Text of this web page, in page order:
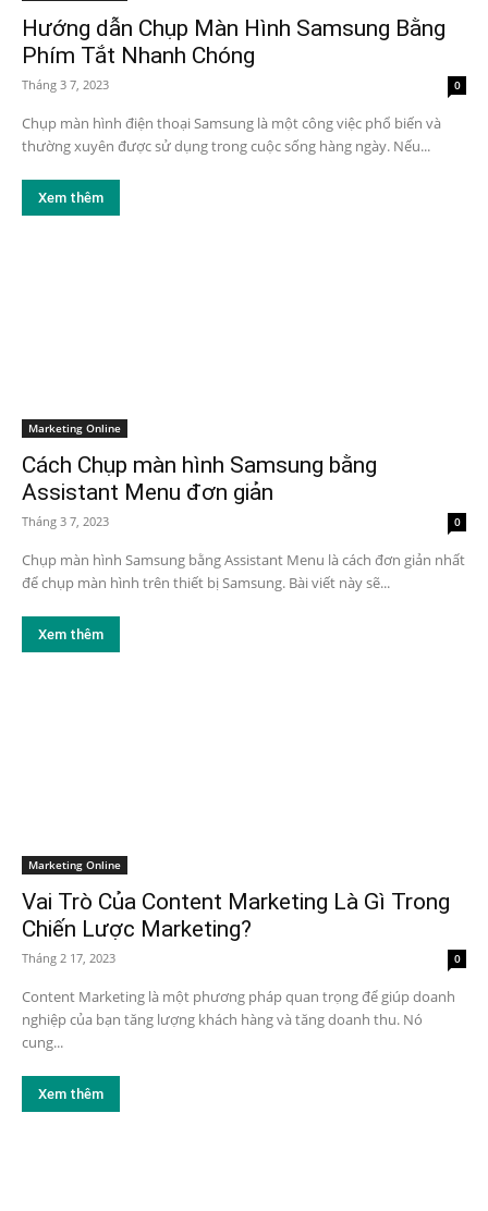
Hướng dẫn Chụp Màn Hình Samsung Bằng
Phím Tắt Nhanh Chóng
Tháng 3 7, 2023 0
Chụp màn hình điện thoại Samsung là một công việc phổ biến và
thường xuyên được sử dụng trong cuộc sống hàng ngày. Nếu...
Xem thêm
Marketing Online
Cách Chụp màn hình Samsung bằng
Assistant Menu đơn giản
Tháng 3 7, 2023 0
Chụp màn hình Samsung bằng Assistant Menu là cách đơn giản nhất
để chụp màn hình trên thiết bị Samsung. Bài viết này sẽ...
Xem thêm
Marketing Online
Vai Trò Của Content Marketing Là Gì Trong
Chiến Lược Marketing?
Tháng 2 17, 2023 0
Content Marketing là một phương pháp quan trọng để giúp doanh
nghiệp của bạn tăng lượng khách hàng và tăng doanh thu. Nó
cung...
Xem thêm